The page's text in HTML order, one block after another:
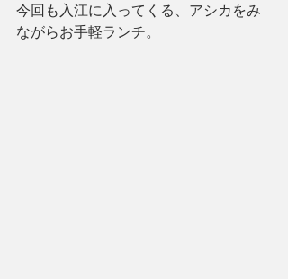
今回も入江に入ってくる、アシカをみ
ながらお手軽ランチ。